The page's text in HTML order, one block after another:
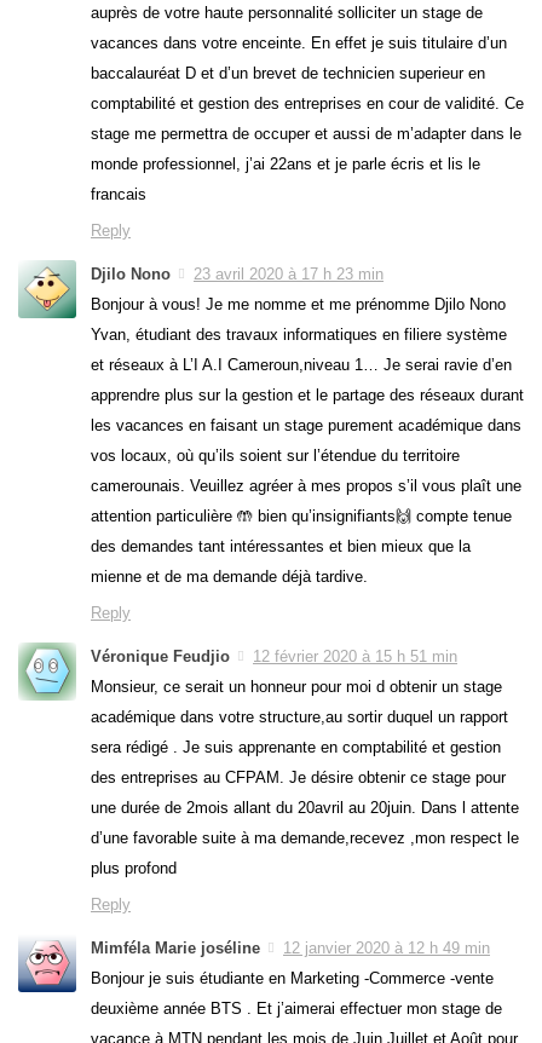
auprès de votre haute personnalité solliciter un stage de
vacances dans votre enceinte. En effet je suis titulaire d’un
baccalauréat D et d’un brevet de technicien superieur en
comptabilité et gestion des entreprises en cour de validité. Ce
stage me permettra de occuper et aussi de m’adapter dans le
monde professionnel, j’ai 22ans et je parle écris et lis le
francais
Reply
Djilo Nono
23 avril 2020 à 17 h 23 min
Bonjour à vous! Je me nomme et me prénomme Djilo Nono
Yvan, étudiant des travaux informatiques en filiere système
et réseaux à L’I A.I Cameroun,niveau 1… Je serai ravie d’en
apprendre plus sur la gestion et le partage des réseaux durant
les vacances en faisant un stage purement académique dans
vos locaux, où qu’ils soient sur l’étendue du territoire
camerounais. Veuillez agréer à mes propos s’il vous plaît une
attention particulière 🤲 bien qu’insignifiants🙌 compte tenue
des demandes tant intéressantes et bien mieux que la
mienne et de ma demande déjà tardive.
Reply
Véronique Feudjio
12 février 2020 à 15 h 51 min
Monsieur, ce serait un honneur pour moi d obtenir un stage
académique dans votre structure,au sortir duquel un rapport
sera rédigé . Je suis apprenante en comptabilité et gestion
des entreprises au CFPAM. Je désire obtenir ce stage pour
une durée de 2mois allant du 20avril au 20juin. Dans l attente
d’une favorable suite à ma demande,recevez ,mon respect le
plus profond
Reply
Mimféla Marie joséline
12 janvier 2020 à 12 h 49 min
Bonjour je suis étudiante en Marketing -Commerce -vente
deuxième année BTS . Et j’aimerai effectuer mon stage de
vacance à MTN pendant les mois de Juin Juillet et Août pour